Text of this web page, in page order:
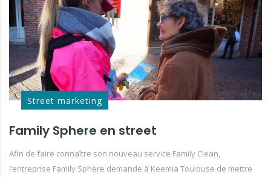
Street marketing
Family Sphere en street
Afin de faire connaître son nouveau service Family Clean,
l’entreprise Family Sphère demande à Keemia Toulouse de mettre